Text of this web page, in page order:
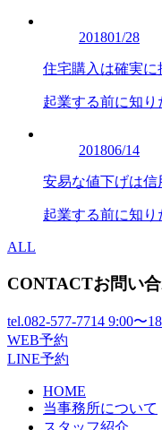
201801/28
住宅購入は確実に
起業する前に知り
201806/14
安易な値下げは信
起業する前に知り
ALL
CONTACTお問い
tel.082-577-7714 9:00〜
WEB予約
LINE予約
HOME
当事務所について
スタッフ紹介